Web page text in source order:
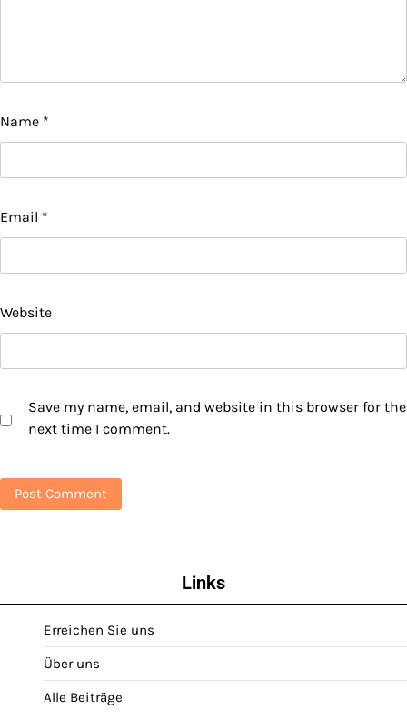
Name *
Email *
Website
Save my name, email, and website in this browser for the
next time I comment.
Links
Erreichen Sie uns
Über uns
Alle Beiträge